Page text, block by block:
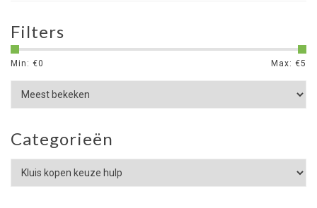
Filters
Min: €0 Max: €5
Categorieën